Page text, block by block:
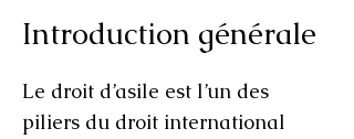
Introduction générale
Le droit d’asile est l’un des
piliers du droit international